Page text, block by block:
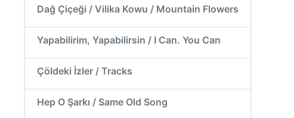
Dağ Çiçeği / Vilika Kowu / Mountain Flowers
Yapabilirim, Yapabilirsin / I Can. You Can
Çöldeki İzler / Tracks
Hep O Şarkı / Same Old Song